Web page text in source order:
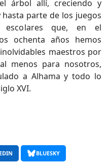
árbol allí, creciendo y
parte de los juegos
escolares que, en el
ochenta años hemos
maestros por
menos para nosotros,
a Alhama y todo lo
XVI.
BLUESKY